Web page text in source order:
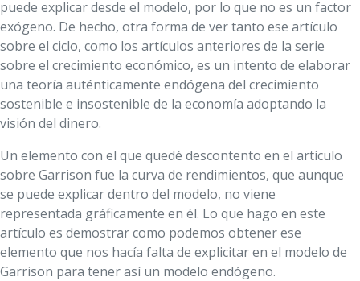
puede explicar desde el modelo, por lo que no es un factor
exógeno. De hecho, otra forma de ver tanto ese artículo
sobre el ciclo, como los artículos anteriores de la serie
sobre el crecimiento económico, es un intento de elaborar
una teoría auténticamente endógena del crecimiento
sostenible e insostenible de la economía adoptando la
visión del dinero.
Un elemento con el que quedé descontento en el artículo
sobre Garrison fue la curva de rendimientos, que aunque
se puede explicar dentro del modelo, no viene
representada gráficamente en él. Lo que hago en este
artículo es demostrar como podemos obtener ese
elemento que nos hacía falta de explicitar en el modelo de
Garrison para tener así un modelo endógeno.